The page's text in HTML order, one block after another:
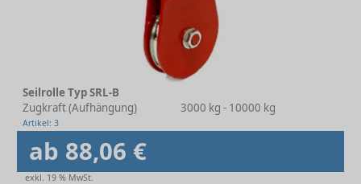
Seilrolle Typ SRL-B
Zugkraft (Aufhängung)
3000 kg - 10000 kg
Artikel: 3
ab 88,06 €
exkl. 19 % MwSt.